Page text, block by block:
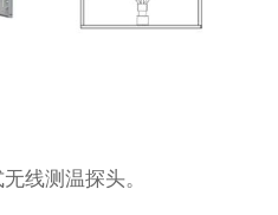
线测温探头。